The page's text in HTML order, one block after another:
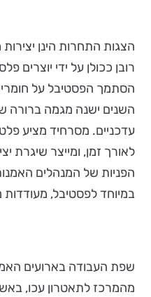
הצגות התחרות הינן
רובן ככולן על ידי יוצרים
הסתמך הפסטיבל על
השנים ישנה מגמה ברורה
עדכניים. מסרחיד מציע
לאורך זמן, ומייצר שיגרת
הפניות של המנהלים
במיוחד לפסטיבל,
שפת העבודה בארועים
מהמרכז לתאטרון עכו,